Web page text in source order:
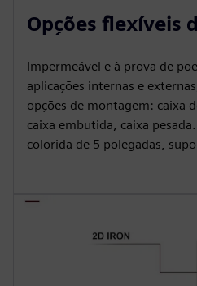
Opções flexíveis
Impermeável e à prova de
aplicações internas e
opções de montagem: caixa
caixa embutida, caixa
colorida de 5 polegadas,